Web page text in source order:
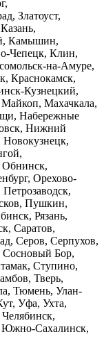
Златоуст,
Камышин,
Чепецк, Клин,
на-Амуре,
Краснокамск,
Кузнецкий,
Махачкала,
Набережные
Нижний
Обнинск,
Орехово-
Пушкин,
Рязань,
Саратов,
Серов, Серпухов,
Сосновый Бор,
Ступино,
Тверь,
Тюмень, Улан-
Уфа, Ухта,
Южно-Сахалинск,